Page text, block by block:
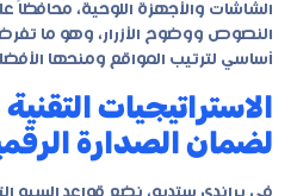
الشاشات والأجهزة اللوحية، محافظاً
النصوص ووضوح الأزرار، وهو ما
أساسي لترتيب المواقع ومنحها
الاستراتيجيات
لضمان الصدارة